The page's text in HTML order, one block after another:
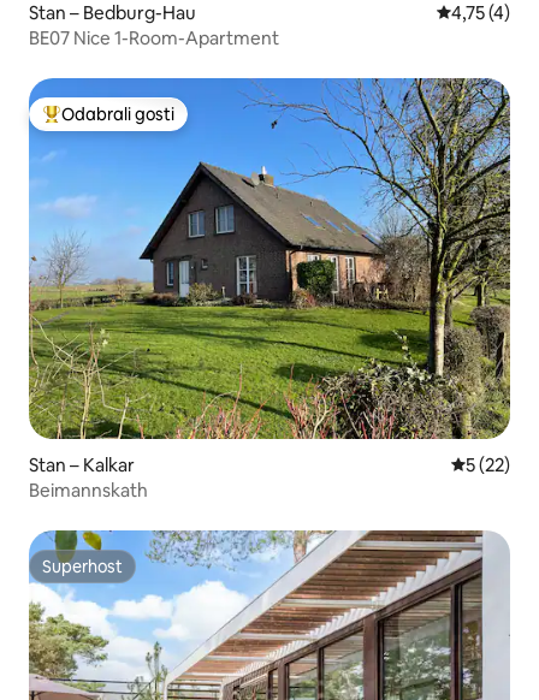
Stan – Bedburg-Hau Prosječna
4,75 (4)
BE07 Nice 1-Room-Apartment
Među najviše rangiranima s oznakom „Odabrali gosti”
Odabrali gosti
Stan – Kalkar Prosječna
5 (22)
Beimannskath
Superhost
Superhost